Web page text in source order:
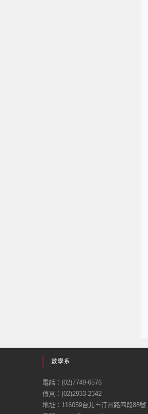
數學系
電話：(02)7749-6576
傳真：(02)2933-2342
地址：116059台北市汀州路四段88號